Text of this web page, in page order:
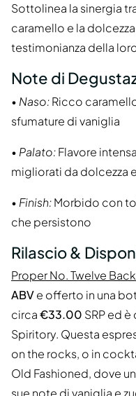
Sottolinea la sinergia
caramello e la
testimonianza della
Note di
• Naso:Ricco
sfumature di vaniglia
• Palato:Flavore
migliorati da dolcezza
• Finish:Morbido con
che persistono
Rilascio &
Proper No. Twelve
ABVe offerto in una
circa€33.00 SRP ed
Spiritory. Questa
on the rocks, o in
Old Fashioned, dove
sue note di vaniglia e